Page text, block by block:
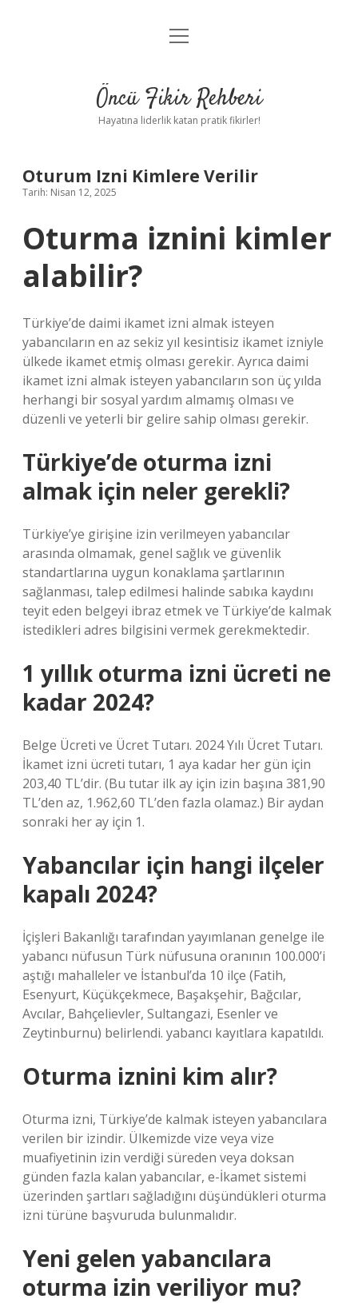
Anasayfa
Yasal Uyarı
menüyü
Öncü Fikir Rehberi
Hayatına liderlik katan pratik fikirler!
Oturum Izni Kimlere Verilir
Tarih: Nisan 12, 2025
Oturma iznini kimler
alabilir?
Türkiye’de daimi ikamet izni almak isteyen
yabancıların en az sekiz yıl kesintisiz ikamet izniyle
ülkede ikamet etmiş olması gerekir. Ayrıca daimi
ikamet izni almak isteyen yabancıların son üç yılda
herhangi bir sosyal yardım almamış olması ve
düzenli ve yeterli bir gelire sahip olması gerekir.
Türkiye’de oturma izni
almak için neler gerekli?
Türkiye’ye girişine izin verilmeyen yabancılar
arasında olmamak, genel sağlık ve güvenlik
standartlarına uygun konaklama şartlarının
sağlanması, talep edilmesi halinde sabıka kaydını
teyit eden belgeyi ibraz etmek ve Türkiye’de kalmak
istedikleri adres bilgisini vermek gerekmektedir.
1 yıllık oturma izni ücreti ne
kadar 2024?
Belge Ücreti ve Ücret Tutarı. 2024 Yılı Ücret Tutarı.
İkamet izni ücreti tutarı, 1 aya kadar her gün için
203,40 TL’dir. (Bu tutar ilk ay için izin başına 381,90
TL’den az, 1.962,60 TL’den fazla olamaz.) Bir aydan
sonraki her ay için 1.
Yabancılar için hangi ilçeler
kapalı 2024?
İçişleri Bakanlığı tarafından yayımlanan genelge ile
yabancı nüfusun Türk nüfusuna oranının 100.000’i
aştığı mahalleler ve İstanbul’da 10 ilçe (Fatih,
Esenyurt, Küçükçekmece, Başakşehir, Bağcılar,
Avcılar, Bahçelievler, Sultangazi, Esenler ve
Zeytinburnu) belirlendi. yabancı kayıtlara kapatıldı.
Oturma iznini kim alır?
Oturma izni, Türkiye’de kalmak isteyen yabancılara
verilen bir izindir. Ülkemizde vize veya vize
muafiyetinin izin verdiği süreden veya doksan
günden fazla kalan yabancılar, e-İkamet sistemi
üzerinden şartları sağladığını düşündükleri oturma
izni türüne başvuruda bulunmalıdır.
Yeni gelen yabancılara
oturma izin veriliyor mu?